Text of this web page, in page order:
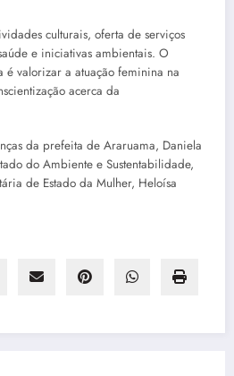
culturais, oferta de serviços
e iniciativas ambientais. O
é valorizar a atuação feminina na
acerca da
da prefeita de Araruama, Daniela
do Ambiente e Sustentabilidade,
de Estado da Mulher, Heloísa